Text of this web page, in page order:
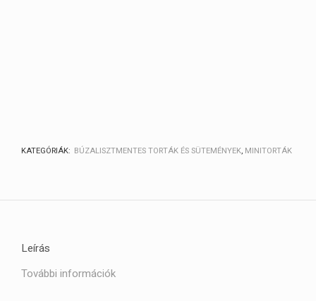
KATEGÓRIÁK: BÚZALISZTMENTES TORTÁK ÉS SÜTEMÉNYEK, MINITORTÁK
Leírás
További információk